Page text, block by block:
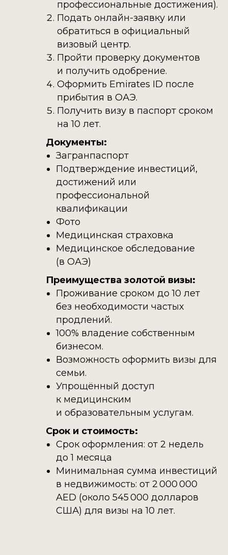
профессиональные достижения).
Подать онлайн-заявку или
обратиться в официальный
визовый центр.
Пройти проверку документов
и получить одобрение.
Оформить Emirates ID после
прибытия в ОАЭ.
Получить визу в паспорт сроком
на 10 лет.
Документы:
Загранпаспорт
Подтверждение инвестиций,
достижений или
профессиональной
квалификации
Фото
Медицинская страховка
Медицинское обследование
(в ОАЭ)
Преимущества золотой визы:
Проживание сроком до 10 лет
без необходимости частых
продлений.
100% владение собственным
бизнесом.
Возможность оформить визы для
семьи.
Упрощённый доступ
к медицинским
и образовательным услугам.
Срок и стоимость:
Срок оформления: от 2 недель
до 1 месяца
Минимальная сумма инвестиций
в недвижимость: от 2 000 000
AED (около 545 000 долларов
США) для визы на 10 лет.